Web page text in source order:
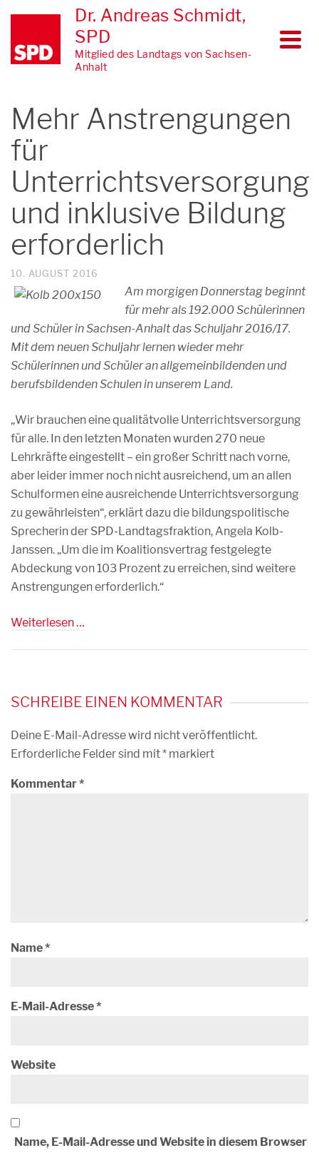
Dr. Andreas Schmidt,
SPD
Mitglied des Landtags von Sachsen-
Anhalt
Mehr Anstrengungen
für
Unterrichtsversorgung
und inklusive Bildung
erforderlich
10. AUGUST 2016
Am morgigen Donnerstag beginnt
für mehr als 192.000 Schülerinnen
und Schüler in Sachsen-Anhalt das Schuljahr 2016/17.
Mit dem neuen Schuljahr lernen wieder mehr
Schülerinnen und Schüler an allgemeinbildenden und
berufsbildenden Schulen in unserem Land.
„Wir brauchen eine qualitätvolle Unterrichtsversorgung
für alle. In den letzten Monaten wurden 270 neue
Lehrkräfte eingestellt – ein großer Schritt nach vorne,
aber leider immer noch nicht ausreichend, um an allen
Schulformen eine ausreichende Unterrichtsversorgung
zu gewährleisten“, erklärt dazu die bildungspolitische
Sprecherin der SPD-Landtagsfraktion, Angela Kolb-
Janssen. „Um die im Koalitionsvertrag festgelegte
Abdeckung von 103 Prozent zu erreichen, sind weitere
Anstrengungen erforderlich.“
Weiterlesen …
SCHREIBE EINEN KOMMENTAR
Deine E-Mail-Adresse wird nicht veröffentlicht.
Erforderliche Felder sind mit* markiert
Kommentar*
Name*
E-Mail-Adresse*
Website
Name, E-Mail-Adresse und Website in diesem Browser